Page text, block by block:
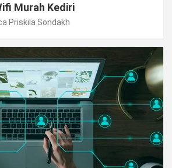
Murah Kediri
Priskila Sondakh